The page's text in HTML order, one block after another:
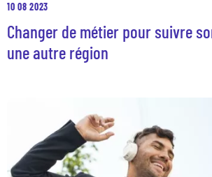
10 08 2023
Changer de métier pour suivre
une autre région